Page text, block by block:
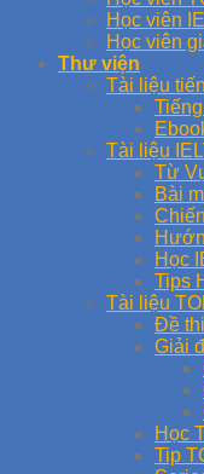
Học viên
Học viên
Thư viện
Tài liệu
Tài liệu
Từ
Bài
Học
Tips
Tài liệu
Đề
Giải
Học
Tip